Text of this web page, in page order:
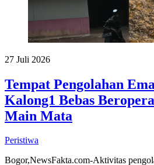
27 Juli 2026
Tempat Pengolahan
Kalong1 Bebas
Main Mata
Peristiwa
Bogor,NewsFakta.com-Aktivitas